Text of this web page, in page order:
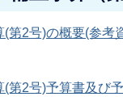
第2号)の概要(参考
第2号)予算書及び